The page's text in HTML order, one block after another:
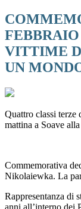
VITTIME
UN
Quattro classi terze
mattina a Soave
Commemorativa
Nikolaiewka. La
Rappresentanza di